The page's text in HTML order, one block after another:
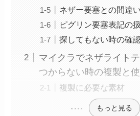
ネザー要塞との間違い
ピグリン要塞表記の
探してもない時の確
マイクラでネザライト
つからない時の複製と
複製に必要な素材
もっと見る